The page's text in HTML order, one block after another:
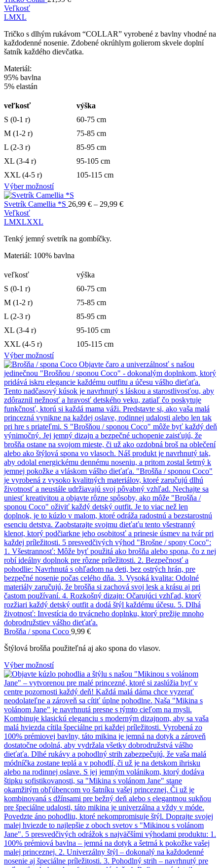
Veľkosť
LMXL
Tričko s dlhým rukávom “COLLAR” vyrobené z bavlny vhodné na
každodenné nosenie. Zdobené okrúhlym golierom skvele doplní
šatník každého dievčatka.
Materiál:
95% bavlna
5% elastán
veľkosť
výška
S (0-1 r)
60-75 cm
M (1-2 r)
75-85 cm
L (2-3 r)
85-95 cm
XL (3-4 r)
95-105 cm
XXL (4-5 r)
105-115 cm
Výber možností
Svetrík Camellia *S 26,99 € – 29,99 €
Veľkosť
LMXLXXL
Tenký jemný svetrík na gombíčky.
Materiál: 100% bavlna
veľkosť
výška
S (0-1 r)
60-75 cm
M (1-2 r)
75-85 cm
L (2-3 r)
85-95 cm
XL (3-4 r)
95-105 cm
XXL (4-5 r)
105-115 cm
Výber možností
Brošňa / spona Coco 9,99 €
Štýlová brošňa použiteľná aj ako spona do vlasov.
Výber možností